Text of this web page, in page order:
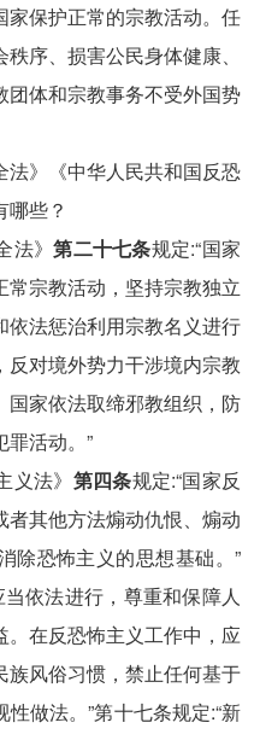
家保护正常的宗教活动。任
序、损害公民身体健康、
体和宗教事务不受外国势
法》《中华人民共和国反恐
些？
法》第二十七条规定:“国家
宗教活动，坚持宗教独立
依法惩治利用宗教名义进行
对境外势力干涉境内宗教
家依法取缔邪教组织，防
活动。”
义法》 第四条规定:“国家反
其他方法煽动仇恨、煽动
除恐怖主义的思想基础。”
依法进行，尊重和保障人
在反恐怖主义工作中，应
族风俗习惯，禁止任何基于
做法。”第十七条规定:“新